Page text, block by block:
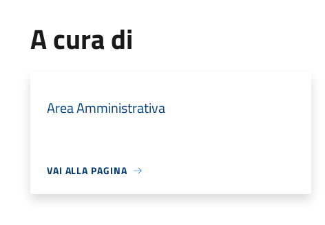
A cura di
Area Amministrativa
VAI ALLA PAGINA